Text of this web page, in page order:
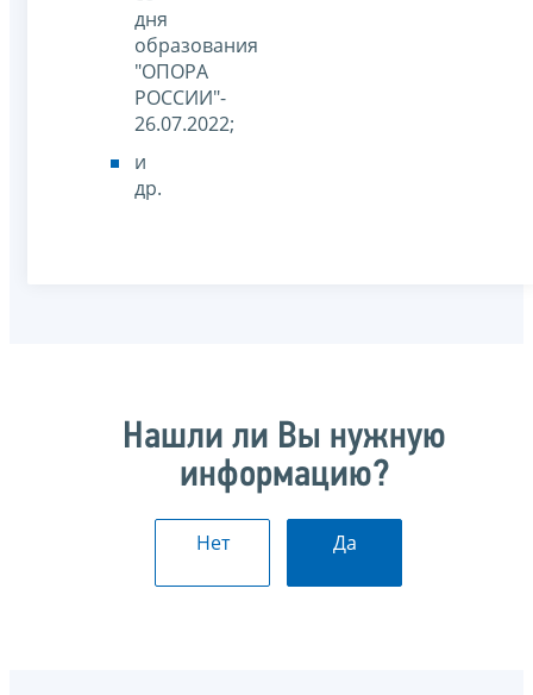
дня
образования
"ОПОРА
РОССИИ"-
26.07.2022;
и
др.
Нашли ли Вы нужную
информацию?
Нет Да